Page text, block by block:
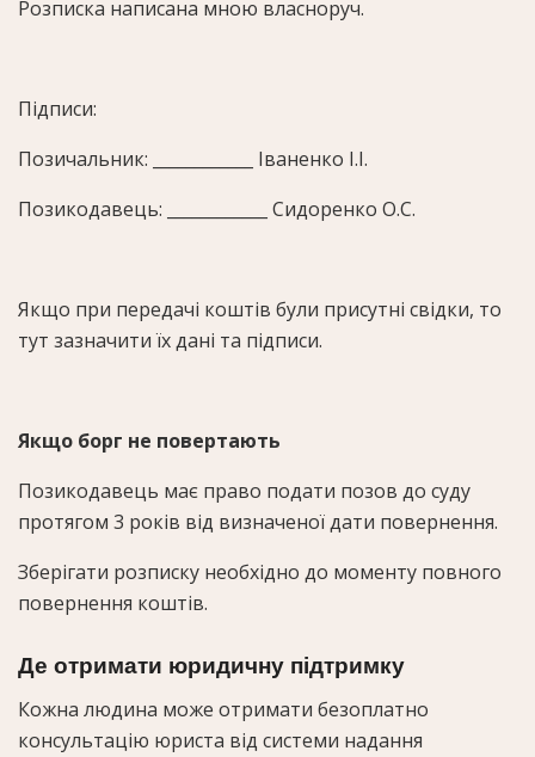
Розписка написана мною власноруч.
Підписи:
Позичальник: ____________ Іваненко І.І.
Позикодавець: ____________ Сидоренко О.С.
Якщо при передачі коштів були присутні свідки, то
тут зазначити їх дані та підписи.
Якщо борг не повертають
Позикодавець має право подати позов до суду
протягом 3 років від визначеної дати повернення.
Зберігати розписку необхідно до моменту повного
повернення коштів.
Де отримати юридичну підтримку
Кожна людина може отримати безоплатно
консультацію юриста від системи надання